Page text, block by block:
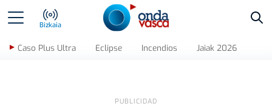
Bizkaia
Caso Plus Ultra Eclipse Incendios Jaiak 2026